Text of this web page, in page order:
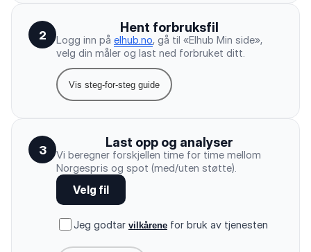
2 Hent forbruksfil
Logg inn på elhub.no, gå til «Elhub Min side»,
velg din måler og last ned forbruket ditt.
Vis steg-for-steg guide
3 Last opp og analyser
Vi beregner forskjellen time for time mellom
Norgespris og spot (med/uten støtte).
Velg fil
Jeg godtar vilkårene for bruk av tjenesten